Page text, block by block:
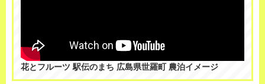
花とフルーツ 駅伝のまち 広島県世羅町 農泊イメージ